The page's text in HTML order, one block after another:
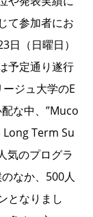
て参加者にお
日（日曜日）
予定通り遂行
ジュ大学のE
な中、”Muco
Term Su
気のプログラ
なか、500人
となりまし